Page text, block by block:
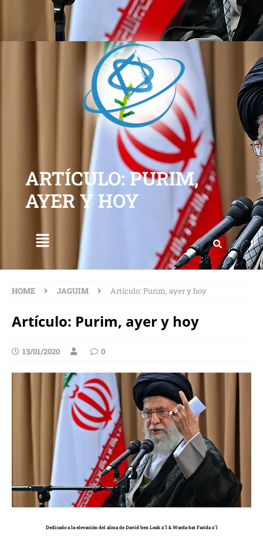
ARTÍCULO: PURIM,
AYER Y HOY
HOME JAGUIM Artículo: Purim, ayer y hoy
Artículo: Purim, ayer y hoy
13/01/2020 0
Dedicado a la elevación del alma de David ben Leah z¨l & Warda bat Farida z¨l